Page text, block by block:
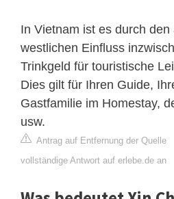
In Vietnam ist es durch den
westlichen Einfluss
Trinkgeld für touristische
Dies gilt für Ihren Guide,
Gastfamilie im Homestay,
usw.
Antrag auf Entfernung der Quelle
vollständige Antwort auf erlebe.de an